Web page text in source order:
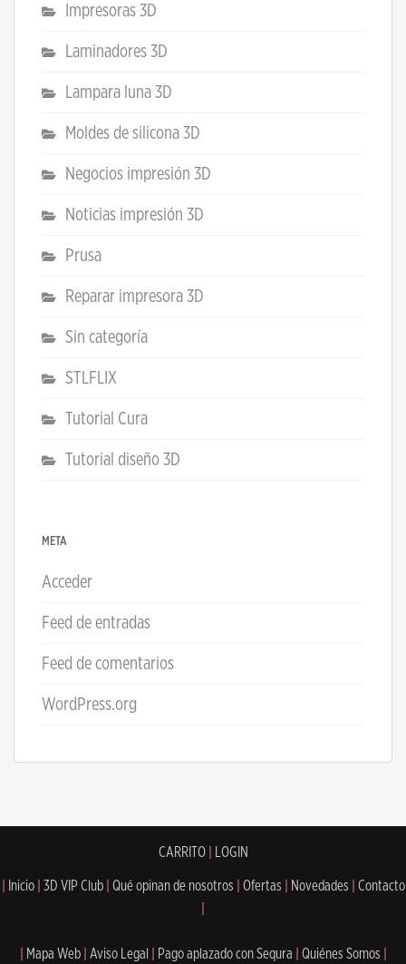
Impresoras 3D
Laminadores 3D
Lampara luna 3D
Moldes de silicona 3D
Negocios impresión 3D
Noticias impresión 3D
Prusa
Reparar impresora 3D
Sin categoría
STLFLIX
Tutorial Cura
Tutorial diseño 3D
META
Acceder
Feed de entradas
Feed de comentarios
WordPress.org
CARRITO| LOGIN
Inicio 3D VIP Club Qué opinan de nosotros Ofertas Novedades
Contacto
Mapa Web Aviso Legal Pago aplazado con Sequra Quiénes Somos